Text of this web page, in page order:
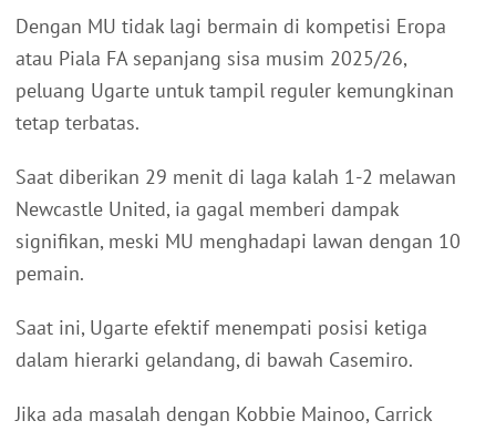
Dengan MU tidak lagi bermain di kompetisi Eropa
atau Piala FA sepanjang sisa musim 2025/26,
peluang Ugarte untuk tampil reguler kemungkinan
tetap terbatas.
Saat diberikan 29 menit di laga kalah 1-2 melawan
Newcastle United, ia gagal memberi dampak
signifikan, meski MU menghadapi lawan dengan 10
pemain.
Saat ini, Ugarte efektif menempati posisi ketiga
dalam hierarki gelandang, di bawah Casemiro.
Jika ada masalah dengan Kobbie Mainoo, Carrick